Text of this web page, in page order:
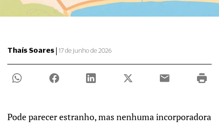
Thaís Soares| 17 de junho de 2026
Pode parecer estranho, mas nenhuma incorporadora